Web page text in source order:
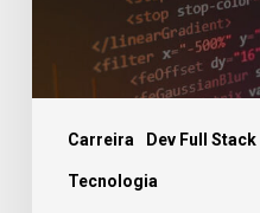
Carreira Dev Full Stack
Tecnologia